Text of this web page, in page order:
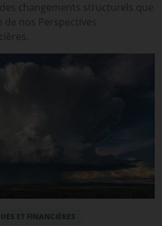
changements structurels que
nos Perspectives
ET FINANCIÈRES